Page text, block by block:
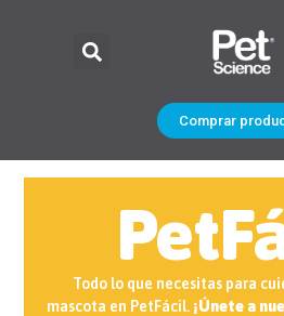
Comprar
Todo lo que necesitas para
mascota en PetFácil. ¡Únete a